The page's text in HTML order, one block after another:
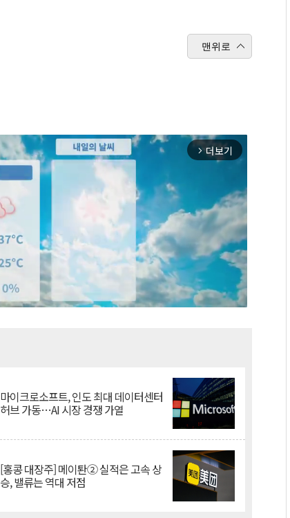
맨위로
arrow_forward_ios 더보기
마이크로소프트, 인도 최대 데이터센터
허브 가동…AI 시장 경쟁 가열
[홍콩 대장주] 메이퇀② 실적은 고속 상
승, 밸류는 역대 저점